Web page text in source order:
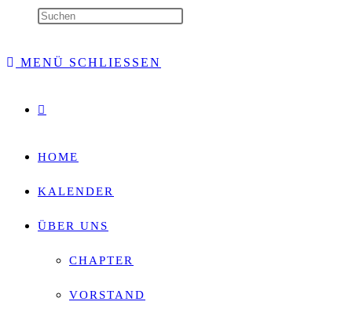
SUCHE
MENÜ SCHLIESSEN
HOME
KALENDER
ÜBER UNS
CHAPTER
VORSTAND